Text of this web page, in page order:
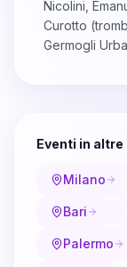
Nicolini,
Curotto
Germogli
Eventi in
Milano
Bari
Palermo